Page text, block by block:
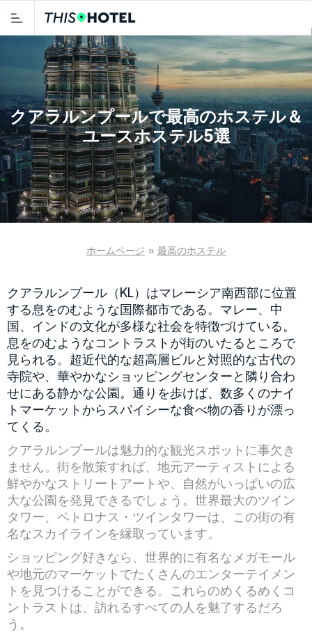
クアラルンプールで最高のホステル＆
ユースホステル5選
ホームページ » 最高のホステル
クアラルンプール（KL）はマレーシア南西部に位置
する息をのむような国際都市である。マレー、中
国、インドの文化が多様な社会を特徴づけている。
息をのむようなコントラストが街のいたるところで
見られる。超近代的な超高層ビルと対照的な古代の
寺院や、華やかなショッピングセンターと隣り合わ
せにある静かな公園。通りを歩けば、数多くのナイ
トマーケットからスパイシーな食べ物の香りが漂っ
てくる。
クアラルンプールは魅力的な観光スポットに事欠き
ません。街を散策すれば、地元アーティストによる
鮮やかなストリートアートや、自然がいっぱいの広
大な公園を発見できるでしょう。世界最大のツイン
タワー、ペトロナス・ツインタワーは、この街の有
名なスカイラインを縁取っています。
ショッピング好きなら、世界的に有名なメガモール
や地元のマーケットでたくさんのエンターテイメン
トを見つけることができる。これらのめくるめくコ
ントラストは、訪れるすべての人を魅了するだろ
う。